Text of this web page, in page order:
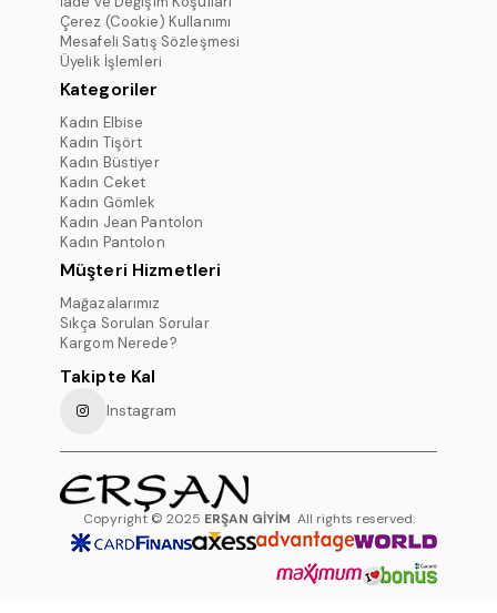
Çerez (Cookie) Kullanımı
Mesafeli Satış Sözleşmesi
Üyelik İşlemleri
Kategoriler
Kadın Elbise
Kadın Tişört
Kadın Büstiyer
Kadın Ceket
Kadın Gömlek
Kadın Jean Pantolon
Kadın Pantolon
Müşteri Hizmetleri
Mağazalarımız
Sıkça Sorulan Sorular
Kargom Nerede?
Takipte Kal
Instagram
Copyright © 2025 ERŞAN GİYİM All rights reserved.